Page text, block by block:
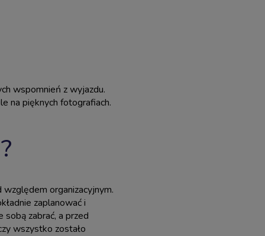
wspomnień z wyjazdu.
na pięknych fotografiach.
organizacyjnym.
zaplanować i
zabrać, a przed
wszystko zostało